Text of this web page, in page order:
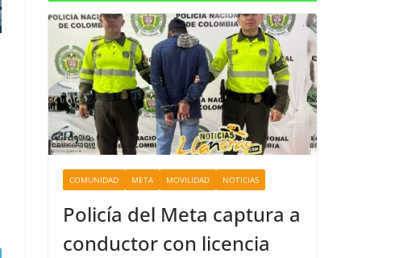
COMUNIDAD META MOVILIDAD NOTICIAS
Policía del Meta captura a
conductor con licencia